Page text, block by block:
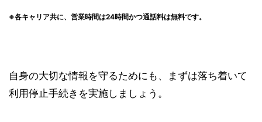
※各キャリア共に、営業時間は24時間かつ通話料は無料です。
自身の大切な情報を守るためにも、まずは落ち着いて
利用停止手続きを実施しましょう。